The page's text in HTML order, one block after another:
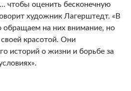
чтобы оценить бесконечную
художник Лагерштедт. «В
на них внимание, но
красотой. Они
историй о жизни и борьбе за